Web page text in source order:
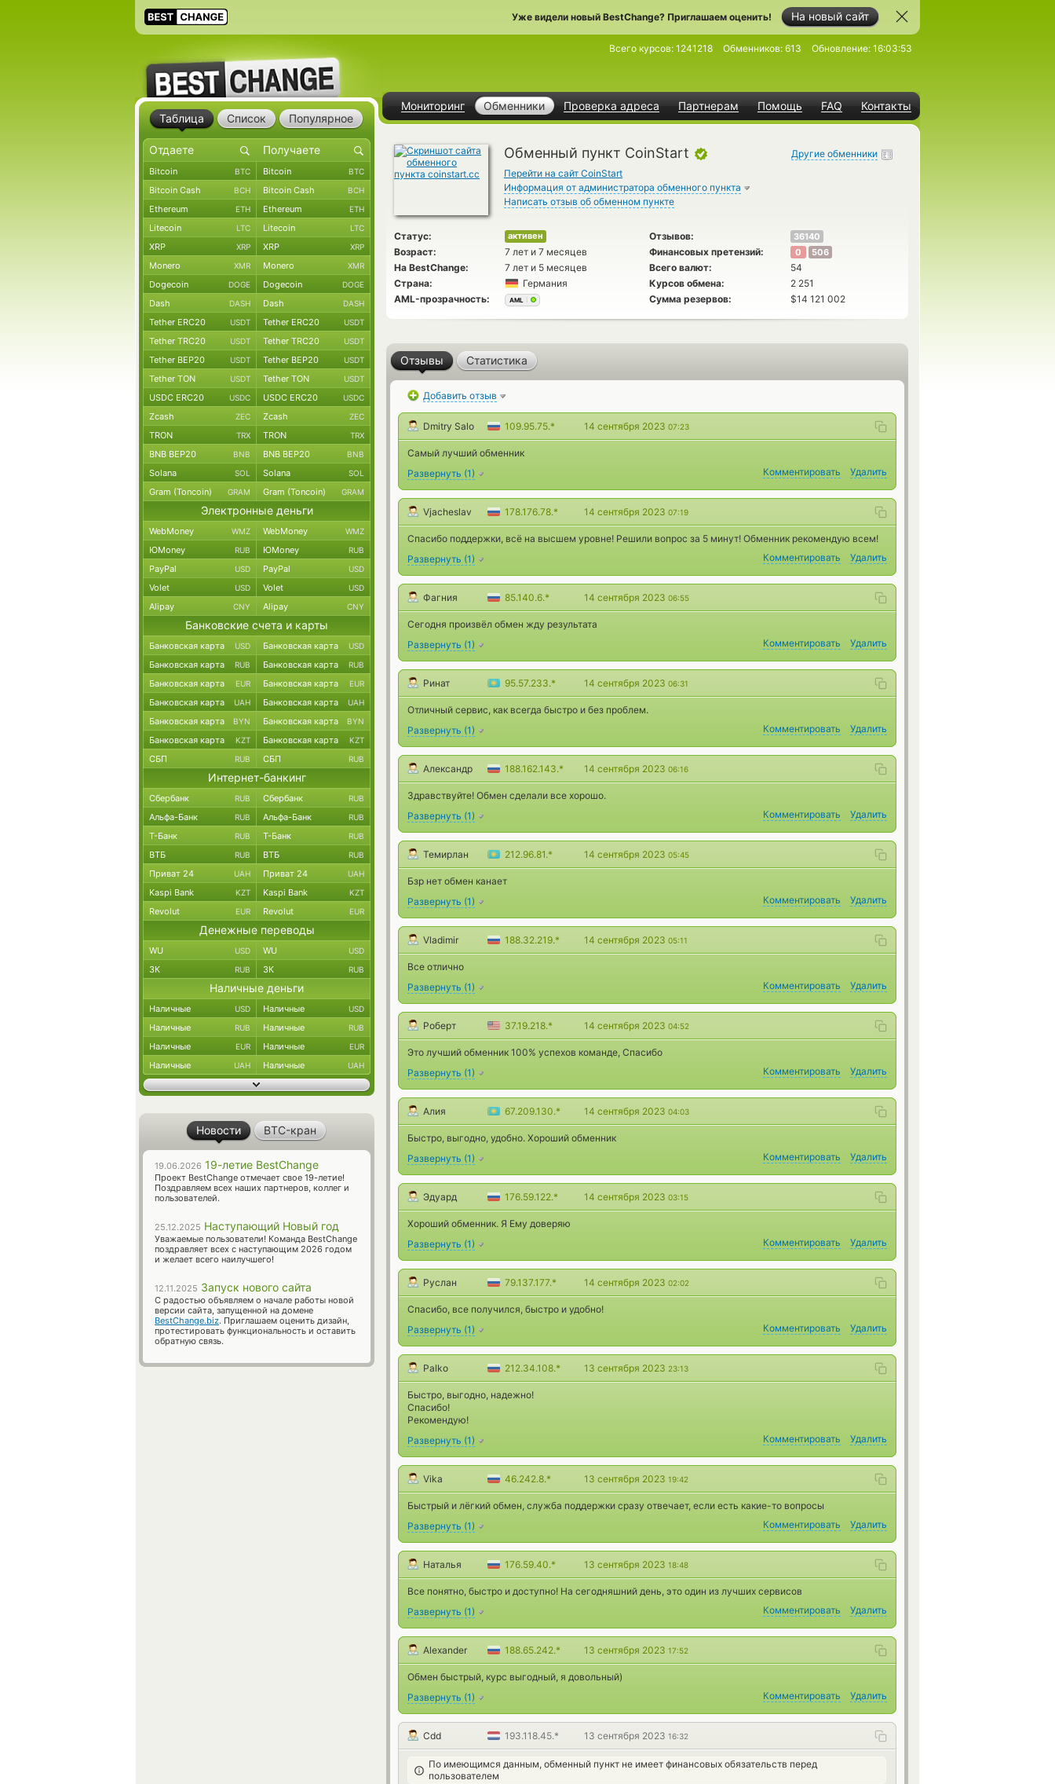
На новый сайт
Уже видели новый BestChange? Приглашаем оценить!
Мониторинг Обменники Проверка адреса Партнерам Помощь FAQ Контакты
Всего курсов: 1241218 Обменников: 613 Обновление: 16:03:53
Обменный пункт CoinStart
Перейти на сайт CoinStart
Информация от администратора обменного пункта
Написать отзыв об обменном пункте
Другие обменники
Статус: активен Отзывов: 36140
Возраст: 7 лет и 7 месяцев Финансовых претензий: 0 506
На BestChange: 7 лет и 5 месяцев Всего валют:
54
Страна:
Германия Курсов обмена:
2 251
AML-прозрачность:
AML Сумма резервов: $14 121 002
Отзывы Статистика
Добавить отзыв
Dmitry Salo 109.95.75.* 14 сентября 2023 07:23
Самый лучший обменник
Развернуть (1) Комментировать Удалить
Vjacheslav 178.176.78.* 14 сентября 2023 07:19
Спасибо поддержки, всё на высшем уровне! Решили вопрос за 5 минут! Обменник рекомендую всем!
Развернуть (1) Комментировать Удалить
Фагния 85.140.6.* 14 сентября 2023 06:55
Сегодня произвёл обмен жду результата
Развернуть (1) Комментировать Удалить
Ринат 95.57.233.* 14 сентября 2023 06:31
Отличный сервис, как всегда быстро и без проблем.
Развернуть (1) Комментировать Удалить
Александр 188.162.143.* 14 сентября 2023 06:16
Здравствуйте! Обмен сделали все хорошо.
Развернуть (1) Комментировать Удалить
Темирлан 212.96.81.* 14 сентября 2023 05:45
Бзр нет обмен канает
Развернуть (1) Комментировать Удалить
Vladimir 188.32.219.* 14 сентября 2023 05:11
Все отлично
Развернуть (1) Комментировать Удалить
Роберт 37.19.218.* 14 сентября 2023 04:52
Это лучший обменник 100% успехов команде, Спасибо
Развернуть (1) Комментировать Удалить
Алия 67.209.130.* 14 сентября 2023 04:03
Быстро, выгодно, удобно. Хороший обменник
Развернуть (1) Комментировать Удалить
Эдуард 176.59.122.* 14 сентября 2023 03:15
Хороший обменник. Я Ему доверяю
Развернуть (1) Комментировать Удалить
Руслан 79.137.177.* 14 сентября 2023 02:02
Спасибо, все получился, быстро и удобно!
Развернуть (1) Комментировать Удалить
Palko 212.34.108.* 13 сентября 2023 23:13
Быстро, выгодно, надежно!
Спасибо!
Рекомендую!
Развернуть (1) Комментировать Удалить
Vika 46.242.8.* 13 сентября 2023 19:42
Быстрый и лёгкий обмен, служба поддержки сразу отвечает, если есть какие-то вопросы
Развернуть (1) Комментировать Удалить
Наталья 176.59.40.* 13 сентября 2023 18:48
Все понятно, быстро и доступно! На сегодняшний день, это один из лучших сервисов
Развернуть (1) Комментировать Удалить
Alexander 188.65.242.* 13 сентября 2023 17:52
Обмен быстрый, курс выгодный, я довольный)
Развернуть (1) Комментировать Удалить
Cdd 193.118.45.* 13 сентября 2023 16:32
По имеющимся данным, обменный пункт не имеет финансовых обязательств перед
пользователем
Таблица Список Популярное
Bitcoin BTC Bitcoin BTC
Bitcoin Cash BCH Bitcoin Cash BCH
Ethereum ETH Ethereum ETH
Litecoin LTC Litecoin LTC
XRP XRP XRP XRP
Monero XMR Monero XMR
Dogecoin DOGE Dogecoin DOGE
Dash DASH Dash DASH
Tether ERC20 USDT Tether ERC20 USDT
Tether TRC20 USDT Tether TRC20 USDT
Tether BEP20 USDT Tether BEP20 USDT
Tether TON USDT Tether TON USDT
USDC ERC20 USDC USDC ERC20 USDC
Zcash ZEC Zcash ZEC
TRON TRX TRON TRX
BNB BEP20 BNB BNB BEP20 BNB
Solana SOL Solana SOL
Gram (Toncoin) GRAM Gram (Toncoin) GRAM
Электронные деньги
WebMoney WMZ WebMoney WMZ
ЮMoney RUB ЮMoney RUB
PayPal USD PayPal USD
Volet USD Volet USD
Alipay CNY Alipay CNY
Банковские счета и карты
Банковская карта USD Банковская карта USD
Банковская карта RUB Банковская карта RUB
Банковская карта EUR Банковская карта EUR
Банковская карта UAH Банковская карта UAH
Банковская карта BYN Банковская карта BYN
Банковская карта KZT Банковская карта KZT
СБП RUB СБП RUB
Интернет-банкинг
Сбербанк RUB Сбербанк RUB
Альфа-Банк RUB Альфа-Банк RUB
Т-Банк RUB Т-Банк RUB
ВТБ RUB ВТБ RUB
Приват 24 UAH Приват 24 UAH
Kaspi Bank KZT Kaspi Bank KZT
Revolut EUR Revolut EUR
Денежные переводы
WU USD WU USD
ЗК RUB ЗК RUB
Наличные деньги
Наличные USD Наличные USD
Наличные RUB Наличные RUB
Наличные EUR Наличные EUR
Наличные UAH Наличные UAH
Новости BTC-кран
19.06.2026 19-летие BestChange
Проект BestChange отмечает свое 19-летие!
Поздравляем всех наших партнеров, коллег и
пользователей.
25.12.2025 Наступающий Новый год
Уважаемые пользователи! Команда BestChange
поздравляет всех с наступающим 2026 годом
и желает всего наилучшего!
12.11.2025 Запуск нового сайта
С радостью объявляем о начале работы новой
версии сайта, запущенной на домене
BestChange.biz. Приглашаем оценить дизайн,
протестировать функциональность и оставить
обратную связь.